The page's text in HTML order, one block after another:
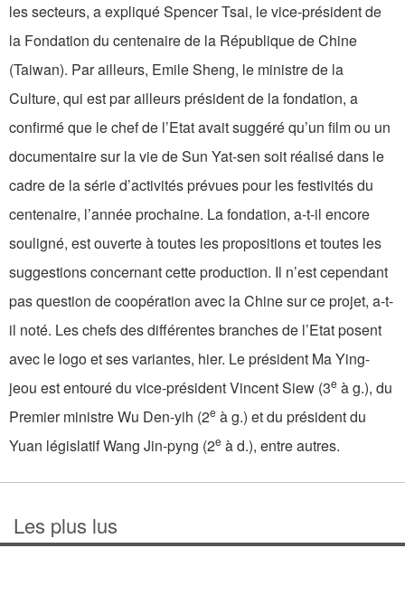
les secteurs, a expliqué Spencer Tsai, le vice-président de
la Fondation du centenaire de la République de Chine
(Taiwan). Par ailleurs, Emile Sheng, le ministre de la
Culture, qui est par ailleurs président de la fondation, a
confirmé que le chef de l’Etat avait suggéré qu’un film ou un
documentaire sur la vie de Sun Yat-sen soit réalisé dans le
cadre de la série d’activités prévues pour les festivités du
centenaire, l’année prochaine. La fondation, a-t-il encore
souligné, est ouverte à toutes les propositions et toutes les
suggestions concernant cette production. Il n’est cependant
pas question de coopération avec la Chine sur ce projet, a-t-
il noté. Les chefs des différentes branches de l’Etat posent
avec le logo et ses variantes, hier. Le président Ma Ying-
jeou est entouré du vice-président Vincent Siew (3e à g.), du
Premier ministre Wu Den-yih (2e à g.) et du président du
Yuan législatif Wang Jin-pyng (2e à d.), entre autres.
Les plus lus